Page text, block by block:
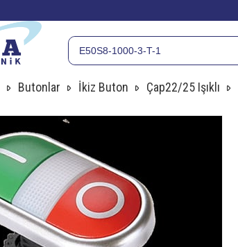
Butonlar İkiz Buton Çap22/25 Işıklı